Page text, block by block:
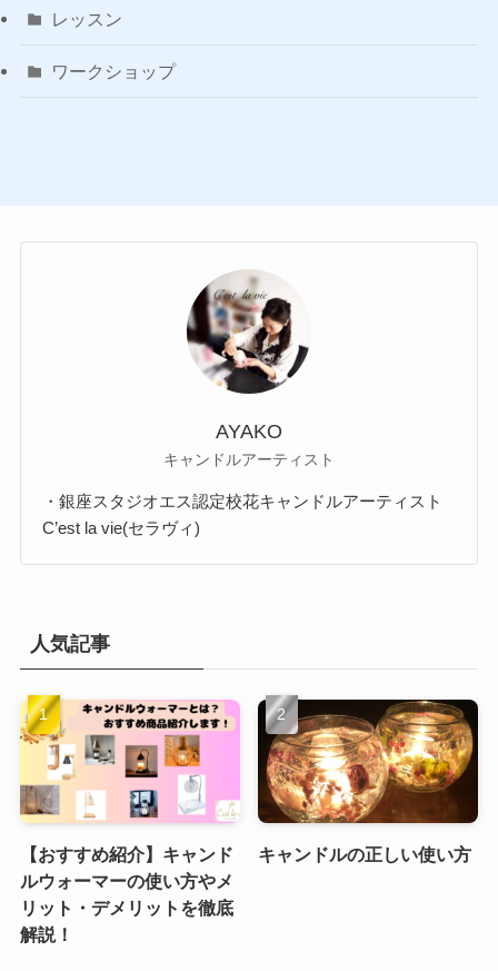
レッスン
ワークショップ
AYAKO
キャンドルアーティスト
・銀座スタジオエス認定校花キャンドルアーティスト
C’est la vie(セラヴィ)
人気記事
【おすすめ紹介】キャンド
ルウォーマーの使い方やメ
リット・デメリットを徹底
解説！
キャンドルの正しい使い方